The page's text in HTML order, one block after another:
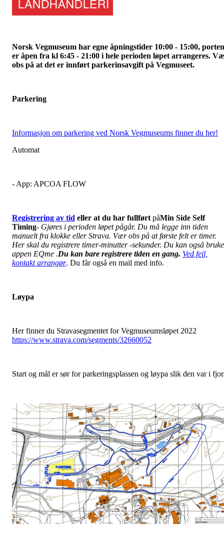
Norsk Vegmuseum har egne åpningstider 10:00 - 15:00, porten
er åpen fra kl 6:45 - 21:00 i hele perioden løpet arrangeres.
obs på at det er innført parkerinsavgift på Vegmuseet.
Parkering
Informasjon om parkering ved Norsk Vegmuseums finner du her!
Automat
- App: APCOA FLOW
Registrering av tid eller at du har fullført påMin Side Self
Timing- Gjøres i perioden løpet pågår. Du må legge inn tiden
manuelt fra klokke eller Strava. Vær obs på at første felt er timer.
Her skal du registrere timer-minutter -sekunder. Du kan også bruke
appen EQme .Du kan bare registrere tiden en gang. Ved feil,
kontakt arrangør. Du får også en mail med info.
Løypa
Her finner du Stravasegmentet for Vegmuseumsløpet 2022
https://www.strava.com/segments/32660052
Start og mål er sør for parkeringsplassen og løypa slik den var i